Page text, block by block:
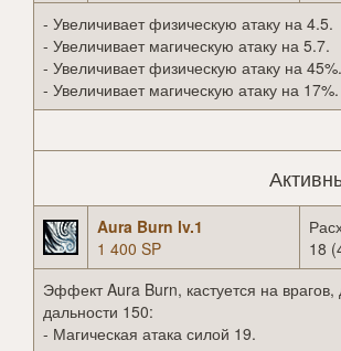
- Увеличивает физическую атаку на 4.5.
- Увеличивает магическую атаку на 5.7.
- Увеличивает физическую атаку на 45%.
- Увеличивает магическую атаку на 17%.
Aura Burn lv.1
1 400 SP
18
Эффект Aura Burn, кастуется на врагов,
дальности 150:
- Магическая атака силой 19.